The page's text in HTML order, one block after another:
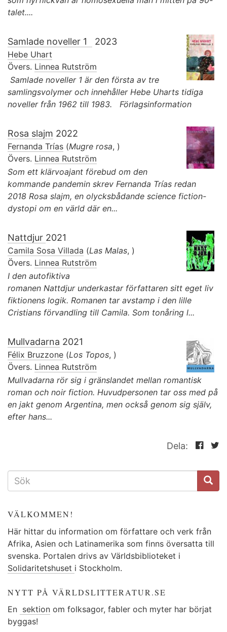
talet....
Samlade noveller 1 2023
Hebe Uhart
Övers. Linnea Rutström
Samlade noveller 1 är den första av tre
samlingsvolymer och innehåller Hebe Uharts tidiga
noveller från 1962 till 1983. Förlagsinformation
Rosa slajm 2022
Fernanda Trías (Mugre rosa, )
Övers. Linnea Rutström
Som ett klärvoajant förebud om den
kommande pandemin skrev Fernanda Trías redan
2018 Rosa slajm, en olycksbådande science fiction-
dystopi om en värld där en...
Nattdjur 2021
Camila Sosa Villada (Las Malas, )
Övers. Linnea Rutström
I den autofiktiva
romanen Nattdjur underkastar författaren sitt eget liv
fiktionens logik. Romanen tar avstamp i den lille
Cristians förvandling till Camila. Som tonåring l...
Mullvadarna 2021
Félix Bruzzone (Los Topos, )
Övers. Linnea Rutström
Mullvadarna rör sig i gränslandet mellan romantisk
roman och noir fiction. Huvudpersonen tar oss med på
en jakt genom Argentina, men också genom sig själv,
efter hans...
Dela:
SÖKFORMULÄR
VÄLKOMMEN!
Här hittar du information om författare och verk från
Afrika, Asien och Latinamerika som finns översatta till
svenska. Portalen drivs av Världsbiblioteket i
Solidaritetshuset i Stockholm.
NYTT PÅ VÄRLDSLITTERATUR.SE
En sektion om folksagor, fabler och myter har börjat
byggas!